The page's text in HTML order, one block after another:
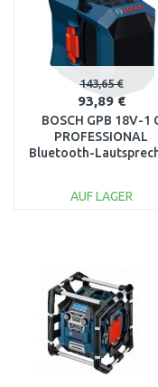
143,65 €
93,89 €
BOSCH GPB 18V-1
PROFESSIONAL
Bluetooth-
AUF LAGER
Vergleichen